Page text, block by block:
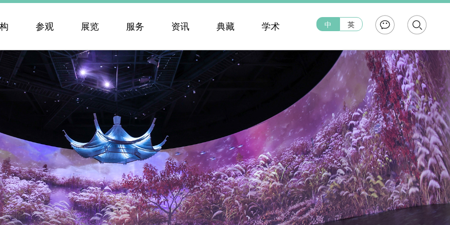
参观 展览 服务 资讯 典藏 学术 中 英